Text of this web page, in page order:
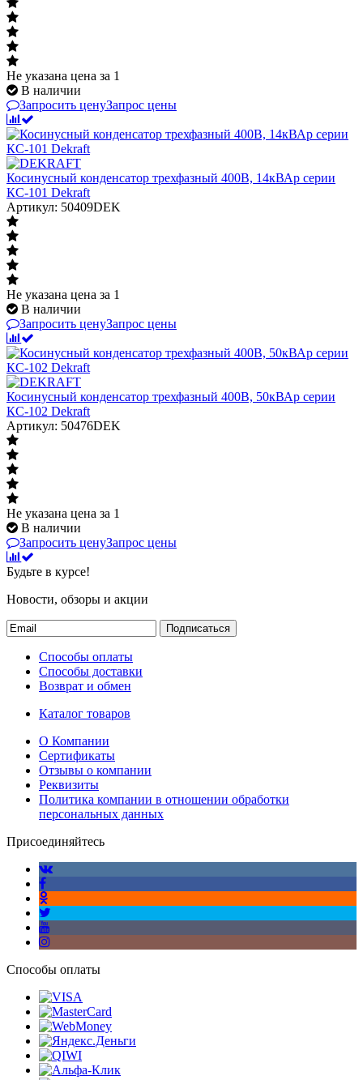
Не указана цена за 1
В наличии
Запросить ценуЗапрос цены
Косинусный конденсатор трехфазный 400В, 14кВАр серии
КС-101 Dekraft
Артикул: 50409DEK
Не указана цена за 1
В наличии
Запросить ценуЗапрос цены
Косинусный конденсатор трехфазный 400В, 50кВАр серии
КС-102 Dekraft
Артикул: 50476DEK
Не указана цена за 1
В наличии
Запросить ценуЗапрос цены
Будьте в курсе!
Новости, обзоры и акции
Подписаться
Способы оплаты
Способы доставки
Возврат и обмен
Каталог товаров
О Компании
Сертификаты
Отзывы о компании
Реквизиты
Политика компании в отношении обработки
персональных данных
Присоединяйтесь
Способы оплаты